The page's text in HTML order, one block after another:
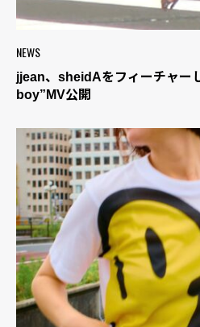
NEWS
jjean、sheidAをフィーチャー
boy”MV公開